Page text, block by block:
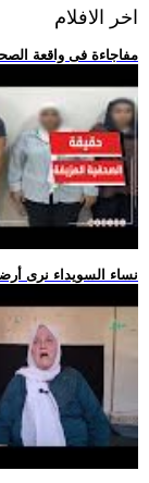
اخر الافلام
.. مفاجاءة فى واقعة
.. نساء السويداء نرى